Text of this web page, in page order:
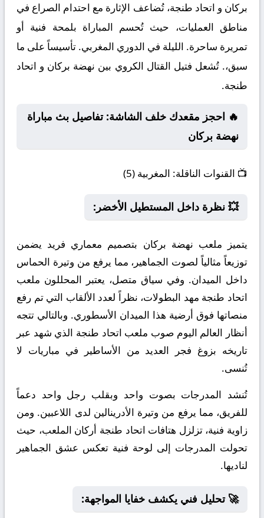
بركان و اتحاد طنجة، تُضاعف الإثارة مع احتدام الصراع في
مناطق العمليات، حيث تُحسم المباراة بلمحة فنية أو
تمريرة ساحرة. الليلة في الدوري المغربي. تأسيساً على ما
سبق،. تُشعل فتيل القتال الكروي بين نهضة بركان و اتحاد
طنجة.
🔥 احجز مقعدك خلف الشاشة: تفاصيل بث مباراة
نهضة بركان
📺 القنوات الناقلة: المغربية (5)
💥 نظرة داخل المستطيل الأخضر:
يتميز ملعب نهضة بركان بتصميم معماري فريد يضمن
توزيعاً مثالياً لصوت الجماهير، مما يرفع من وتيرة الحماس
داخل الميدان. وفي سياق متصل، يعتبر المحللون ملعب
اتحاد طنجة مهد البطولات، نظراً لعدد الألقاب التي تم رفع
منصاتها فوق أرضية هذا الميدان الأسطوري. وبالتالي تتجه
أنظار العالم اليوم صوب ملعب اتحاد طنجة الذي شهد عبر
تاريخه بزوغ فجر العديد من الأساطير في مباريات لا
تُنسى.
تُنشد المدرجات بصوت واحد وبقلب رجل واحد دعماً
للفريق، مما يرفع من وتيرة الأدرينالين لدى اللاعبين. ومن
زاوية فنية، تزلزل هتافات اتحاد طنجة أركان الملعب، حيث
تحولت المدرجات إلى لوحة فنية تعكس عشق الجماهير
لناديها.
🚀 تحليل فني يكشف خفايا المواجهة: